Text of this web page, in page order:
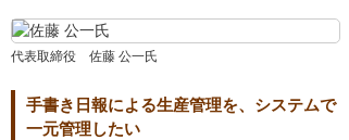
代表取締役 佐藤 公一氏
手書き日報による生産管理を、システムで
一元管理したい